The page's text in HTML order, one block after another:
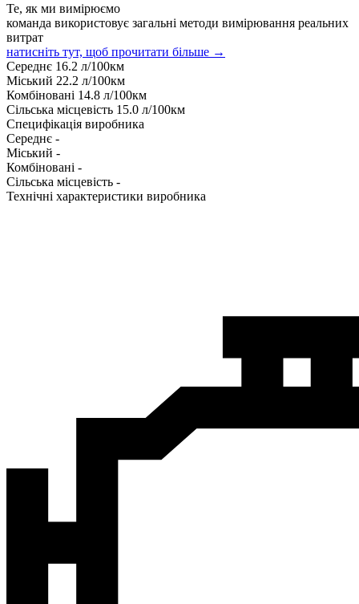
Те, як ми вимірюємо
команда використовує загальні методи вимірювання реальних
витрат
натисніть тут, щоб прочитати більше →
Середнє 16.2 л/100км
Міський 22.2 л/100км
Комбіновані 14.8 л/100км
Сільська місцевість 15.0 л/100км
Специфікація виробника
Середнє -
Міський -
Комбіновані -
Сільська місцевість -
Технічні характеристики виробника